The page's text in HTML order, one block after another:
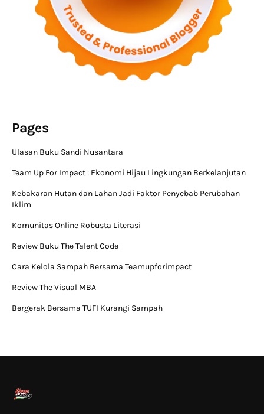
Pages
Ulasan Buku Sandi Nusantara
Team Up For Impact : Ekonomi Hijau Lingkungan Berkelanjutan
Kebakaran Hutan dan Lahan Jadi Faktor Penyebab Perubahan
Iklim
Komunitas Online Robusta Literasi
Review Buku The Talent Code
Cara Kelola Sampah Bersama Teamupforimpact
Review The Visual MBA
Bergerak Bersama TUFI Kurangi Sampah